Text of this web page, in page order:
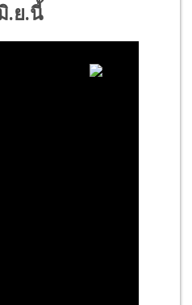
.ย.นี้